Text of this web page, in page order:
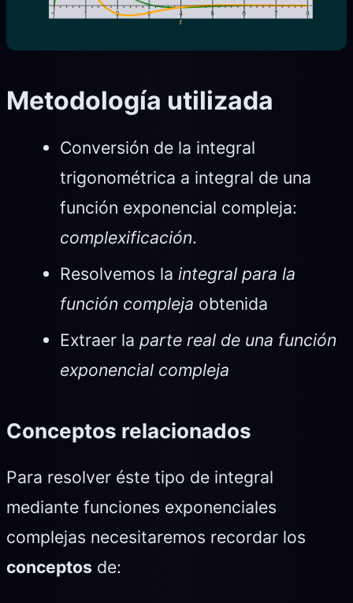
Metodología utilizada
Conversión de la integral
trigonométrica a integral de una
función exponencial compleja:
complexificación.
Resolvemos la integral para la
función compleja obtenida
Extraer la parte real de una función
exponencial compleja
Conceptos relacionados
Para resolver éste tipo de integral
mediante funciones exponenciales
complejas necesitaremos recordar los
conceptos de: